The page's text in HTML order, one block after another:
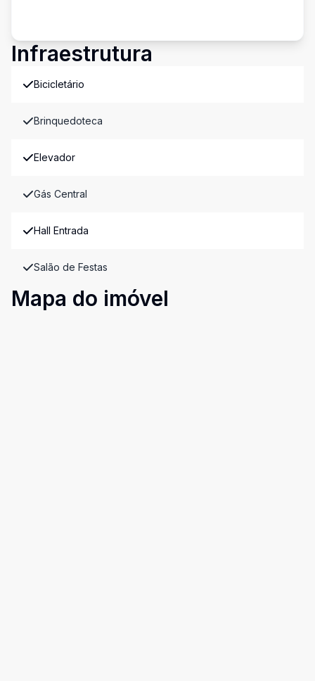
Infraestrutura
Bicicletário
Brinquedoteca
Elevador
Gás Central
Hall Entrada
Salão de Festas
Mapa do imóvel